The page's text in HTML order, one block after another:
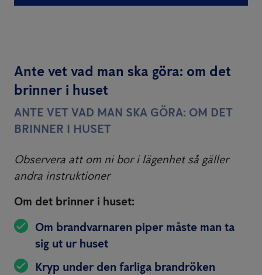
Ante vet vad man ska göra: om det
brinner i huset
ANTE VET VAD MAN SKA GÖRA: OM DET
BRINNER I HUSET
Observera att om ni bor i lägenhet så gäller
andra instruktioner
Om det brinner i huset:
Om brandvarnaren piper måste man ta
sig ut ur huset
Kryp under den farliga brandröken